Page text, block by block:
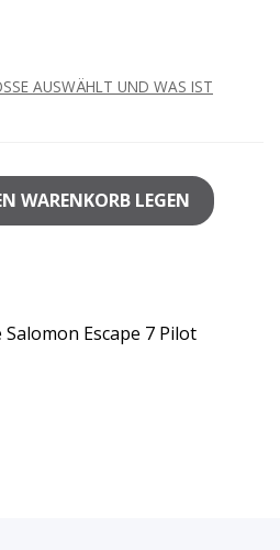
AUSWÄHLT UND WAS IST
WARENKORB LEGEN
Escape 7 Pilot